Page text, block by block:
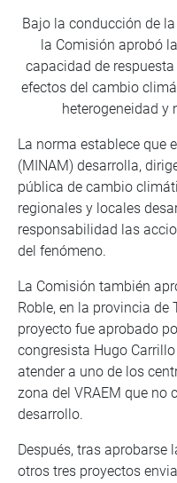
Bajo la conducción de
la Comisión aprobó
capacidad de
efectos del cambio
heterogeneidad y
La norma establece que
(MINAM) desarrolla,
pública de cambio
regionales y locales
responsabilidad las
del fenómeno.
La Comisión también
Roble, en la provincia de
proyecto fue aprobado
congresista Hugo
atender a uno de los
zona del VRAEM que no
desarrollo.
Después, tras aprobarse
otros tres proyectos